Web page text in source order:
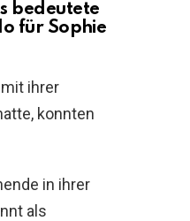
bedeutete
für Sophie
ihrer
konnten
in ihrer
als